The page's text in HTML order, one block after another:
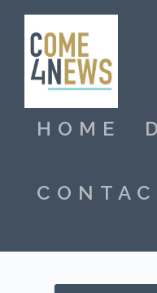
HOME